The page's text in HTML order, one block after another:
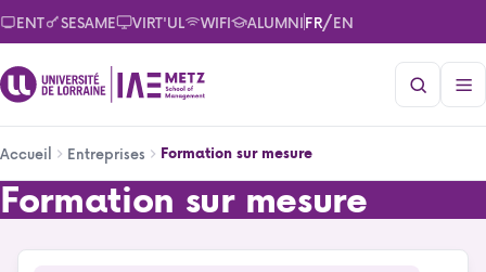
Aller
au
contenu
principal
ENT SESAME VIRT'UL WIFI ALUMNIFR/EN
d'Ariane
Accueil Entreprises Formation sur mesure
Formation sur mesure
Formation sur mesure